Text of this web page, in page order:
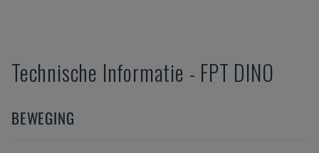
Technische Informatie - FPT DINO
BEWEGING